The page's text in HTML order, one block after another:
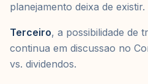
planejamento deixa de existir.
Terceiro, a possibilidade de
continua em discussao no
vs. dividendos.